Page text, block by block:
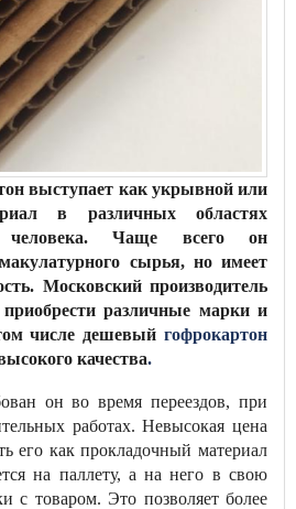
выступает как укрывной или
в различных областях
человека. Чаще всего он
сырья, но имеет
Московский производитель
приобрести различные марки и
числе дешевый гофрокартон
качества.
он во время переездов, при
работах. Невысокая цена
его как прокладочный материал
на паллету, а на него в свою
с товаром. Это позволяет более